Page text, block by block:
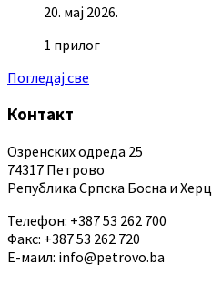
20. мај 2026.
1 прилог
Погледај све
Контакт
Озренских одреда 25
74317 Петрово
Република Српска Босна и
Телефон: +387 53 262 700
Факс: +387 53 262 720
Е-маил: info@petrovo.ba